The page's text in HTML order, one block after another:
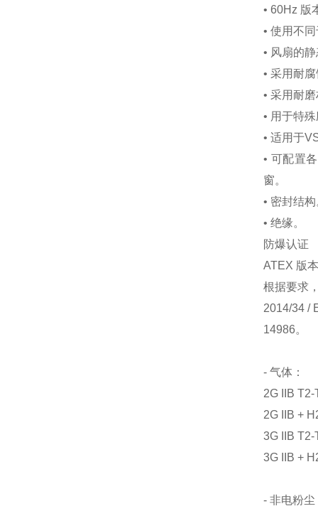
• 60Hz 版
• 使用不
• 风扇的
• 采用耐
• 采用耐
• 用于特
• 适用于
• 可配置
窗。
• 密封结
• 绝缘。
防爆认证
ATEX 版
根据要求
2014/34 /
14986。
- 气体：
2G IIB
2G IIB +
3G IIB
3G IIB +
- 非电粉尘